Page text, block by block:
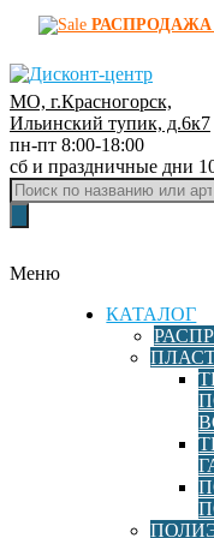
РАСПРОДАЖА
Д
и
с
к
о
т
МО, г.Красногорск,
Ильинский тупик, д.6к7
пн-пт 8:00-18:00
сб и праздничные дни
Поиск
товаров
Меню
КАТАЛОГ